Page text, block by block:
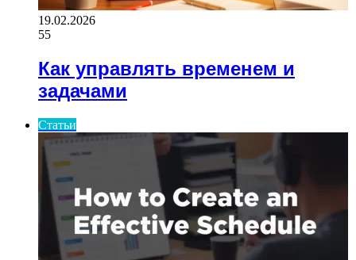
19.02.2026
55
Как управлять временем и
задачами
Статьи